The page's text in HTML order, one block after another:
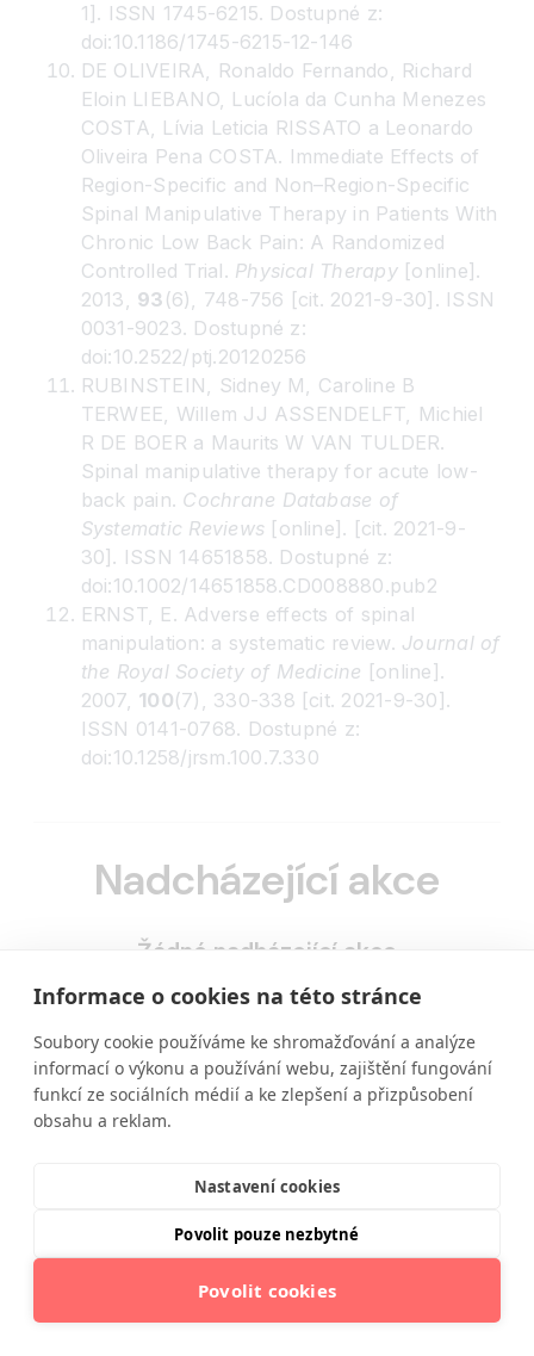
Informace o cookies na této stránce
Soubory cookie používáme ke shromažďování a analýze
informací o výkonu a používání webu, zajištění fungování
funkcí ze sociálních médií a ke zlepšení a přizpůsobení
obsahu a reklam.
Nastavení cookies
Povolit pouze nezbytné
Povolit cookies
1]. ISSN 1745-6215. Dostupné z:
doi:10.1186/1745-6215-12-146
DE OLIVEIRA, Ronaldo Fernando, Richard
Eloin LIEBANO, Lucíola da Cunha Menezes
COSTA, Lívia Leticia RISSATO a Leonardo
Oliveira Pena COSTA. Immediate Effects of
Region-Specific and Non–Region-Specific
Spinal Manipulative Therapy in Patients With
Chronic Low Back Pain: A Randomized
Controlled Trial. Physical Therapy[online].
2013, 93 (6), 748-756 [cit. 2021-9-30]. ISSN
0031-9023. Dostupné z:
doi:10.2522/ptj.20120256
RUBINSTEIN, Sidney M, Caroline B
TERWEE, Willem JJ ASSENDELFT, Michiel
R DE BOER a Maurits W VAN TULDER.
Spinal manipulative therapy for acute low-
back pain. Cochrane Database of
Systematic Reviews [online]. [cit. 2021-9-
30]. ISSN 14651858. Dostupné z:
doi:10.1002/14651858.CD008880.pub2
ERNST, E. Adverse effects of spinal
manipulation: a systematic review. Journal of
the Royal Society of Medicine [online].
2007, 100(7), 330-338 [cit. 2021-9-30].
ISSN 0141-0768. Dostupné z:
doi:10.1258/jrsm.100.7.330
Nadcházející akce
Žádné nadházející akce
moderní a srozumitelnou formou.